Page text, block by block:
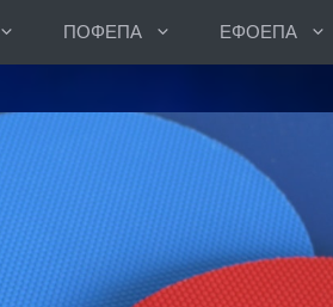
ΠΟΦΕΠΑ ΕΦΟΕΠΑ